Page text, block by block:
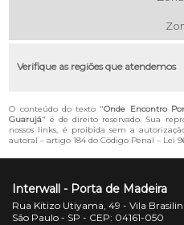
Verifique as regiões que atendemos
O conteúdo do texto "Onde Encontro
Guarujá" é de direito reservado. Sua
nossos links, é proibida sem a
autoral – artigo 184 do Código Penal – Lei
Interwall - Porta de Madeira
Rua Kitizo Utiyama, 49 - Vila
São Paulo - SP - CEP: 04161-050